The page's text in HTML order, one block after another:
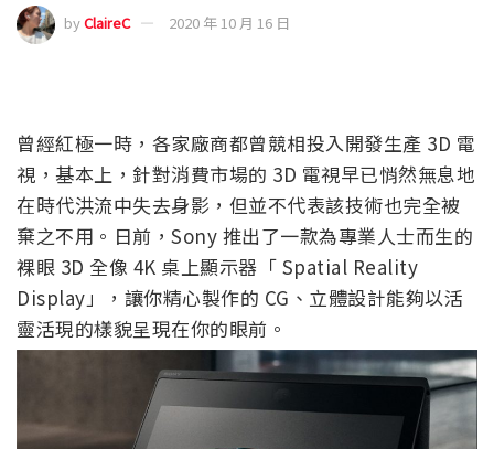
byClaireC 2020 年 10 月 16 日
曾經紅極一時，各家廠商都曾競相投入開發生產 3D 電
視，基本上，針對消費市場的 3D 電視早已悄然無息地
在時代洪流中失去身影，但並不代表該技術也完全被
棄之不用。日前，Sony 推出了一款為專業人士而生的
裸眼 3D 全像 4K 桌上顯示器「 Spatial Reality
Display」，讓你精心製作的 CG、立體設計能夠以活
靈活現的樣貌呈現在你的眼前。